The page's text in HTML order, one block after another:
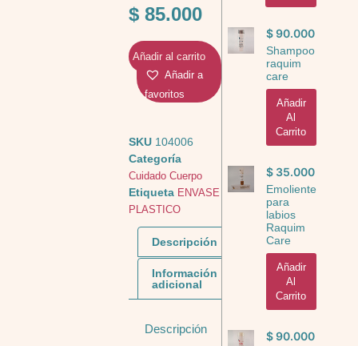
$85.000
Añadir al carrito
Añadir a
favoritos
SKU 104006
Categoría
Cuidado Cuerpo
Etiqueta ENVASE
PLASTICO
Descripción
Información
adicional
Descripción
$90.000
Shampoo
raquim
care
Añadir
Al
Carrito
$35.000
Emoliente
para
labios
Raquim
Care
Añadir
Al
Carrito
$90.000